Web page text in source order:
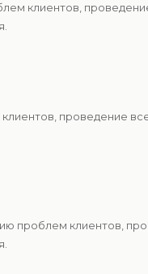
клиентов,
проведение
проблем клиентов,